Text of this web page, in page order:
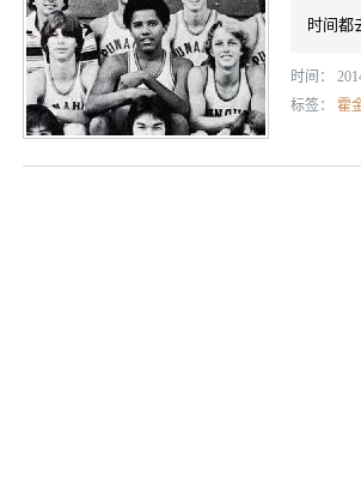
时间都
时间：
标签： 霍